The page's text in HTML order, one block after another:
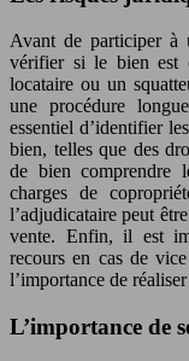
Avant de participer à
vérifier si le bien est
locataire ou un
une procédure
essentiel d’identifier
bien, telles que des
de bien comprendre
charges de
l’adjudicataire peut
vente. Enfin, il est
recours en cas de
l’importance de
L’importance de